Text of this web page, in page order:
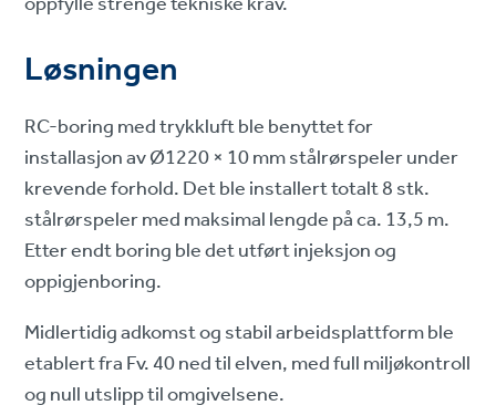
Løsningen
RC-boring med trykkluft ble benyttet for
installasjon av Ø1220 × 10 mm stålrørspeler under
krevende forhold. Det ble installert totalt 8 stk.
stålrørspeler med maksimal lengde på ca. 13,5 m.
Etter endt boring ble det utført injeksjon og
oppigjenboring.
Midlertidig adkomst og stabil arbeidsplattform ble
etablert fra Fv. 40 ned til elven, med full miljøkontroll
og null utslipp til omgivelsene.